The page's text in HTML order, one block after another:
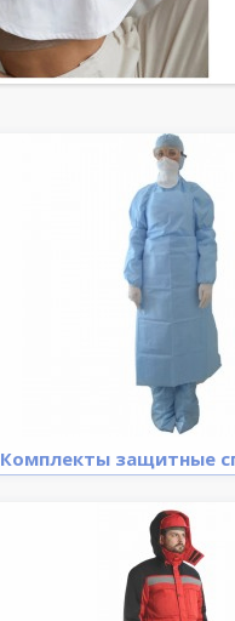
Комплекты защитные